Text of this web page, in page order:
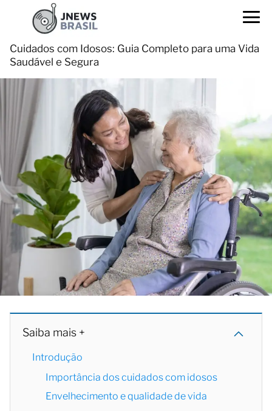
Cuidados com Idosos: Guia Completo para uma Vida
Saudável e Segura
Saiba mais +
Introdução
Importância dos cuidados com idosos
Envelhecimento e qualidade de vida